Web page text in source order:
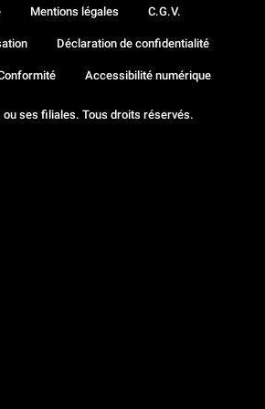
ses filiales. Tous droits réservés.
Mentions légales C.G.V.
Déclaration de confidentialité
Accessibilité numérique